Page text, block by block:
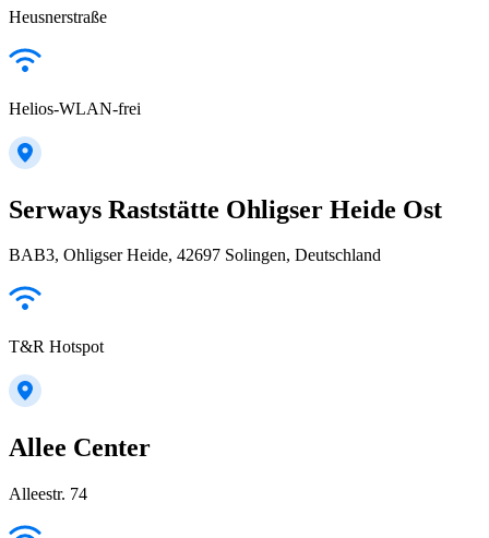
Heusnerstraße
Helios-WLAN-frei
Serways Raststätte Ohligser Heide Ost
BAB3, Ohligser Heide, 42697 Solingen, Deutschland
T&R Hotspot
Allee Center
Alleestr. 74